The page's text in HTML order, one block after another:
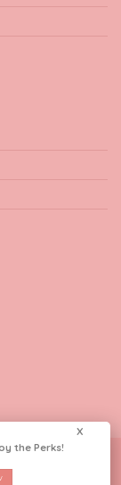
X
the Perks!